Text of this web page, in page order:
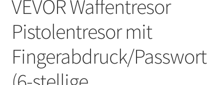
VEVOR Waffentresor
Pistolentresor mit
Fingerabdruck/Passwort